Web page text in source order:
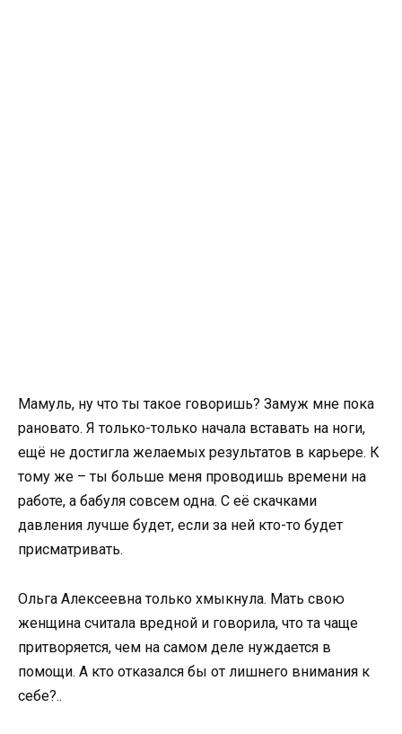
Мамуль, ну что ты такое говоришь? Замуж мне пока
рановато. Я только-только начала вставать на ноги,
ещё не достигла желаемых результатов в карьере. К
тому же – ты больше меня проводишь времени на
работе, а бабуля совсем одна. С её скачками
давления лучше будет, если за ней кто-то будет
присматривать.
Ольга Алексеевна только хмыкнула. Мать свою
женщина считала вредной и говорила, что та чаще
притворяется, чем на самом деле нуждается в
помощи. А кто отказался бы от лишнего внимания к
себе?..